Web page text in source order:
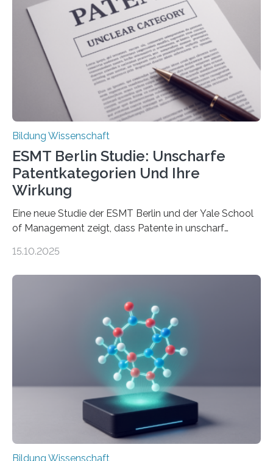
Therapien wirken. Diese individuellen Überzeugungen
stehen im Mittelpunkt einer aktuellen Studie der
Hochschule Bochum. Im Rahmen des
Promotionsprojekts „BACKCamPAIN“ führt die
Doktorandin Deborah Jost (Hochschule Bochum,
Promotionskolleg NRW) derzeit eine Online-Umfrage
durch. Ziel ist es, herauszufinden,…
Bildung Wissenschaft
ESMT Berlin Studie: Unscharfe
Patentkategorien Und Ihre
Wirkung
Eine neue Studie der ESMT Berlin und der Yale School
of Management zeigt, dass Patente in unscharf
häufiger zu bahnbrechenden Innovationen führen und
Erfindungen entstehen besonders dann, wenn
Wissenskategorien verschwimmen. Das zeigt neue
Forschung von Gianluca Carnabuci, Professor of
Organizational Behavior an der ESMT Berlin, und
Balázs Kovács, Professor an der Yale School of
Management. Die Forscher kommen zu dem Schluss,
dass Patente…
15.10.2025
Bildung Wissenschaft